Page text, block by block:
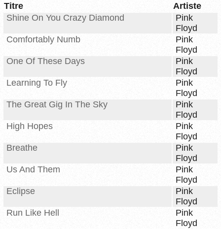
Titre
Artiste
Shine On You Crazy Diamond
Pink
Floyd
Comfortably Numb
Pink
Floyd
One Of These Days
Pink
Floyd
Learning To Fly
Pink
Floyd
The Great Gig In The Sky
Pink
Floyd
High Hopes
Pink
Floyd
Breathe
Pink
Floyd
Us And Them
Pink
Floyd
Eclipse
Pink
Floyd
Run Like Hell
Pink
Floyd